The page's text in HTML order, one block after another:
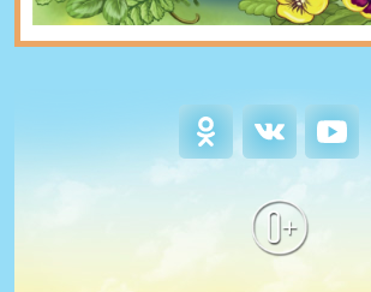
0+